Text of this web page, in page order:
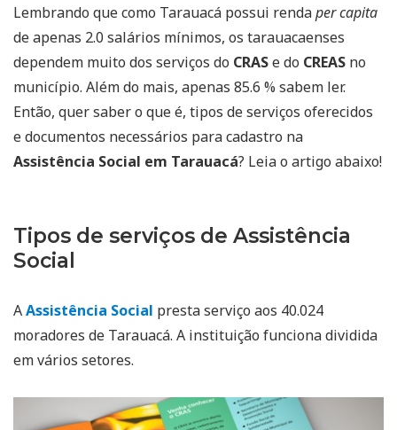
Lembrando que como Tarauacá possui rendaper capita
de apenas 2.0 salários mínimos, os tarauacaenses
dependem muito dos serviços do CRASe do CREAS no
município. Além do mais, apenas 85.6 % sabem ler.
Então, quer saber o que é, tipos de serviços oferecidos
e documentos necessários para cadastro na
Assistência Social em Tarauacá? Leia o artigo abaixo!
Tipos de serviços de Assistência
Social
AAssistência Social presta serviço aos 40.024
moradores de Tarauacá. A instituição funciona dividida
em vários setores.